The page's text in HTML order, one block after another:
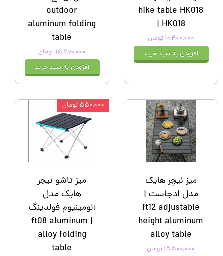
hike table HK018
| HK018
۱۰,۴۰۰,۰۰۰ تومان
افزودن به سبد خرید
outdoor
aluminum folding
table
۱۵,۷۰۰,۰۰۰ تومان
افزودن به سبد خرید
میز نیچر هایک
مدل ادجاست |
ft12 adjustable
height aluminum
alloy table
۱۸,۵۰۰,۰۰۰ تومان
میز تاشو نیچر
هایک مدل
آلومینیوم فولدینگ
| ft08 aluminum
alloy folding
table
۵۵۰,۰۰۰ تومان